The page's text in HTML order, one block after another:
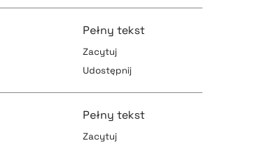
pobierz cytat
pobierz cytat
Pełny tekst
Zacytuj
Udostępnij
Pełny tekst
Zacytuj